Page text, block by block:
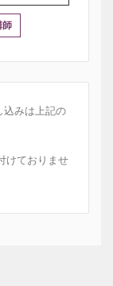
師
込みは上記の
けておりませ